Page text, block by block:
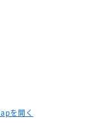
を開く